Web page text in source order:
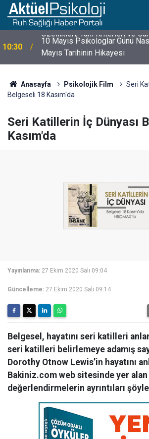
10:30
10 Mayıs Psikologlar Günü
Mayıs Tarihinin Hikayesi
Anasayfa Psikolojik Film
Seri
Belgeseli 18 Kasım'da
Seri Katillerin İç Dünyası
Kasım'da
Yayınlanma: 27 Ekim 2020 Salı 09:04
Güncelleme: 27 Ekim 2020 Salı 09:14
Belgesel, hayatını seri katilleri
seri katilleri belirlemeye adamış
Dorothy Otnow Lewis’in hayatını
Bakiniz.com web sitesinde yer alan
değerlendirmelerin ayrıntıları